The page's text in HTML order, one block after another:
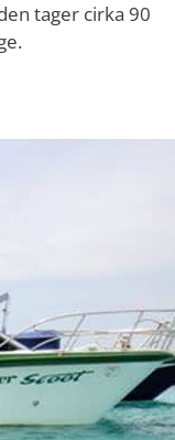
tager cirka 90